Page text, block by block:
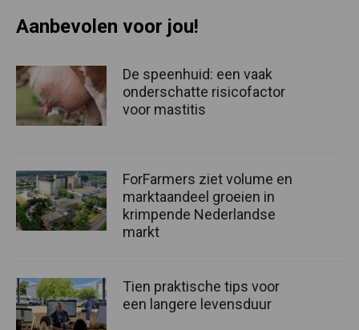
Aanbevolen voor jou!
De speenhuid: een vaak
onderschatte risicofactor
voor mastitis
ForFarmers ziet volume en
marktaandeel groeien in
krimpende Nederlandse
markt
Tien praktische tips voor
een langere levensduur